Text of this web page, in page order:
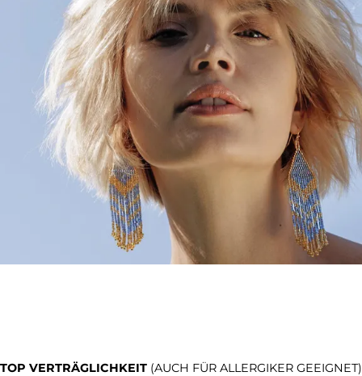
TOP VERTRÄGLICHKEIT (AUCH FÜR ALLERGIKER GEEIGNET)